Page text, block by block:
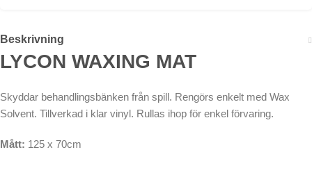
Beskrivning
LYCON WAXING MAT
Skyddar behandlingsbänken från spill. Rengörs enkelt med Wax
Solvent. Tillverkad i klar vinyl. Rullas ihop för enkel förvaring.
Mått: 125 x 70cm